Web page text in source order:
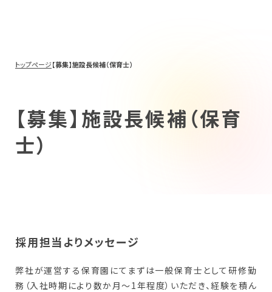
トップページ【募集】施設長候補（保育士）
【募集】施設長候補（保育
士）
採用担当よりメッセージ
弊社が運営する保育園にてまずは一般保育士として研修勤
務（入社時期により数か月～1年程度）いただき、経験を積ん